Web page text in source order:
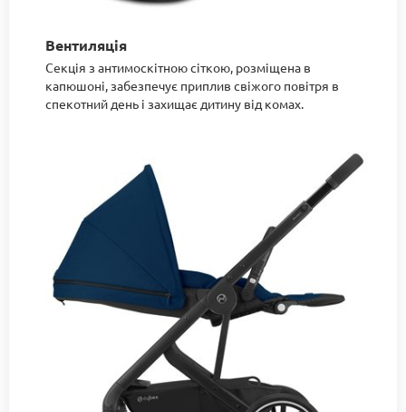
Вентиляція
Секція з антимоскітною сіткою, розміщена в
капюшоні, забезпечує приплив свіжого повітря в
спекотний день і захищає дитину від комах.